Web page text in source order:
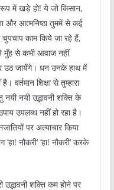
रूप में खड़े हो! ये जो किसान,
और आत्मनिष्ठा तुममें से कई
काम किये जा रहे हैं,
मुँह से कभी आवाज नहीं
उठ जायेंगे। धन उनके हाथ में
वर्तमान शिक्षा से तुम्हारा
नयी नयी उद्भावनी शक्ति के
उपलब्ध नहीं हो रहा है।
पर अत्याचार किया
नौकरी’ ‘हा! नौकरी’ करके
उद्भावनी शक्ति कम होने पर